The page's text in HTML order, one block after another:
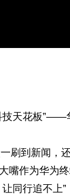
天花板”——
刷到新闻，
嘴作为华为
同行追不上